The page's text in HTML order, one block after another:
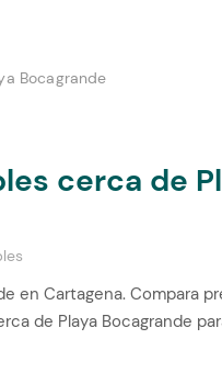
Bocagrande
cerca de
en Cartagena. Compara
de Playa Bocagrande